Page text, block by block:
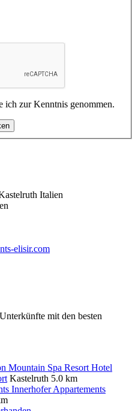
ich zur Kenntnis genommen.
Italien
elisir.com
mit den besten
Hotel
Kastelruth 5.0 km
Appartements